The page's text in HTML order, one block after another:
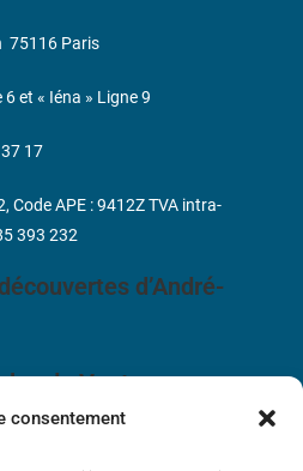
consentement
d’André-
de Vente
75116 Paris
et « Iéna » Ligne 9
17
Code APE : 9412Z TVA intra-
393 232